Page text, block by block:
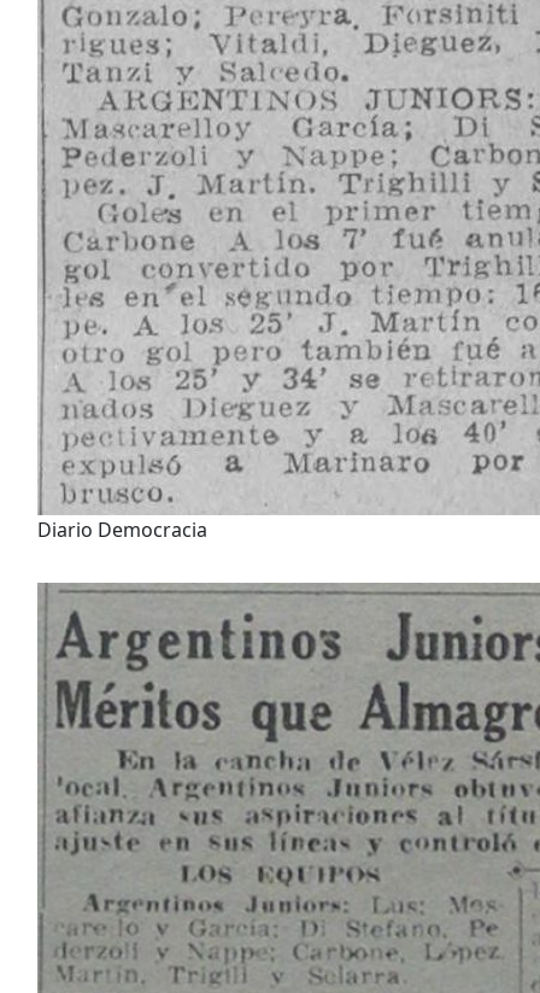
Diario Democracia